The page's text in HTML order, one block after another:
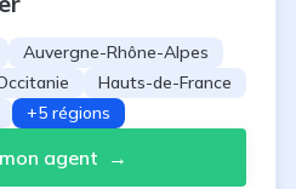
Auvergne-Rhône-Alpes
Hauts-de-France
+5 régions
agent →